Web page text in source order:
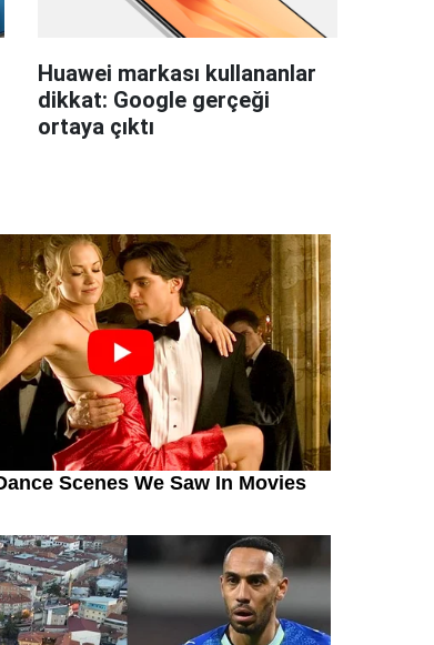
Huawei markası kullananlar
dikkat: Google gerçeği
ortaya çıktı